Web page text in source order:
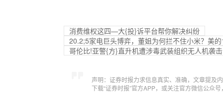
消费维权这四—大{投}诉平台帮你解决纠纷
20.2;5家电巨头博弈，董姐为何拦不住小米？美
哥伦比!亚警{方}直升机遭涉毒武装组织无人机袭
声明：证券时报力求信息真实、准确，文章提及
下载“证券时报”官方APP，或关注官方微信公众